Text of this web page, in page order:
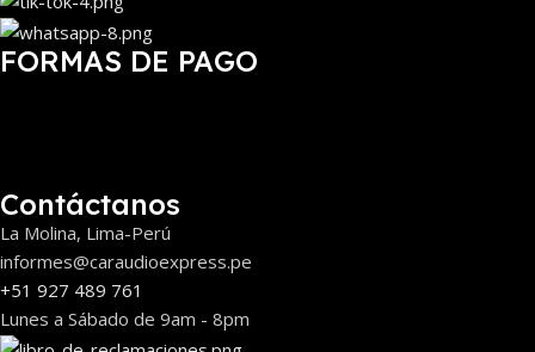
FORMAS DE PAGO
Contáctanos
La Molina, Lima-Perú
informes@caraudioexpress.pe
+51 927 489 761
Lunes a Sábado de 9am - 8pm